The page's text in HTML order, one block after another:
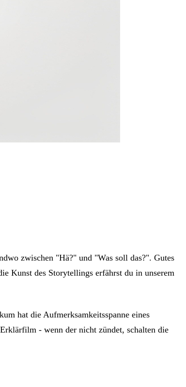
zwischen "Hä?" und "Was soll das?". Gutes
Kunst des Storytellings erfährst du in unserem
hat die Aufmerksamkeitsspanne eines
- wenn der nicht zündet, schalten die